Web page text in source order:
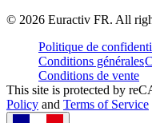
© 2026 Euractiv FR. All
Politique de
Conditions générales
Conditions de vente
This site is protected by
Policy and Terms of Service